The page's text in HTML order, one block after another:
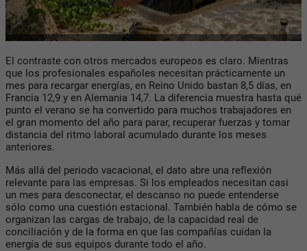
El contraste con otros mercados europeos es claro. Mientras
que los profesionales españoles necesitan prácticamente un
mes para recargar energías, en Reino Unido bastan 8,5 días, en
Francia 12,9 y en Alemania 14,7. La diferencia muestra hasta qué
punto el verano se ha convertido para muchos trabajadores en
el gran momento del año para parar, recuperar fuerzas y tomar
distancia del ritmo laboral acumulado durante los meses
anteriores.
Más allá del periodo vacacional, el dato abre una reflexión
relevante para las empresas. Si los empleados necesitan casi
un mes para desconectar, el descanso no puede entenderse
sólo como una cuestión estacional. También habla de cómo se
organizan las cargas de trabajo, de la capacidad real de
conciliación y de la forma en que las compañías cuidan la
energía de sus equipos durante todo el año.